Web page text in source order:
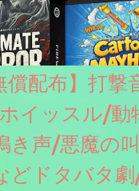
した製品のようです。
償配布】打撃
イッスル/動
き声/悪魔の
どドタバタ劇